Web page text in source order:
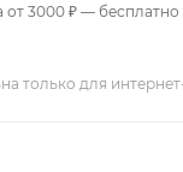
от 3000 ₽ — бесплатно
только для